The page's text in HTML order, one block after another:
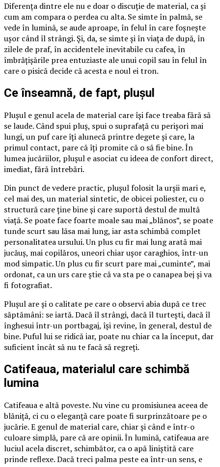
Diferența dintre ele nu e doar o discuție de material, ca și
cum am compara o perdea cu alta. Se simte în palmă, se
vede în lumină, se aude aproape, în felul în care foșnește
ușor când îl strângi. Și, da, se simte și în viața de după, în
zilele de praf, în accidentele inevitabile cu cafea, în
îmbrățișările prea entuziaste ale unui copil sau în felul în
care o pisică decide că acesta e noul ei tron.
Ce înseamnă, de fapt, plușul
Plușul e genul acela de material care își face treaba fără să
se laude. Când spui pluș, spui o suprafață cu perișori mai
lungi, un puf care îți alunecă printre degete și care, la
primul contact, pare că îți promite că o să fie bine. În
lumea jucăriilor, plușul e asociat cu ideea de confort direct,
imediat, fără întrebări.
Din punct de vedere practic, plușul folosit la urșii mari e,
cel mai des, un material sintetic, de obicei poliester, cu o
structură care ține bine și care suportă destul de multă
viață. Se poate face foarte moale sau mai „blănos”, se poate
tunde scurt sau lăsa mai lung, iar asta schimbă complet
personalitatea ursului. Un plus cu fir mai lung arată mai
jucăuș, mai copilăros, uneori chiar ușor caraghios, într-un
mod simpatic. Un plus cu fir scurt pare mai „cuminte”, mai
ordonat, ca un urs care știe că va sta pe o canapea bej și va
fi fotografiat.
Plușul are și o calitate pe care o observi abia după ce trec
săptămâni: se iartă. Dacă îl strângi, dacă îl turtești, dacă îl
înghesui într-un portbagaj, își revine, în general, destul de
bine. Puful lui se ridică iar, poate nu chiar ca la început, dar
suficient încât să nu te facă să regreți.
Catifeaua, materialul care schimbă
lumina
Catifeaua e altă poveste. Nu vine cu promisiunea aceea de
blăniță, ci cu o eleganță care poate fi surprinzătoare pe o
jucărie. E genul de material care, chiar și când e într-o
culoare simplă, pare că are opinii. În lumină, catifeaua are
luciul acela discret, schimbător, ca o apă liniștită care
prinde reflexe. Dacă treci palma peste ea într-un sens, e